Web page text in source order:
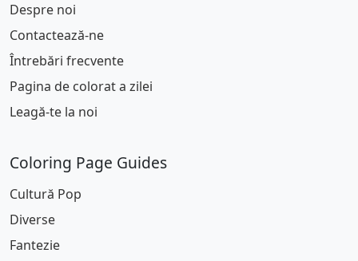
Despre noi
Contactează-ne
Întrebări frecvente
Pagina de colorat a zilei
Leagă-te la noi
Coloring Page Guides
Cultură Pop
Diverse
Fantezie